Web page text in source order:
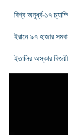
বিশ্ব অনূর্ধ্ব-১৭
ইরানে ৯৭ হাজার
ইতালির অস্কার